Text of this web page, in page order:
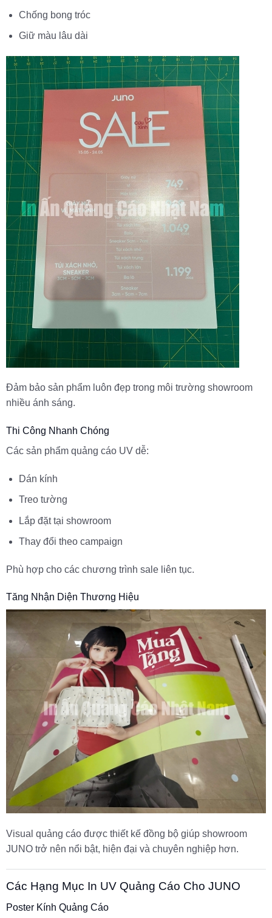
Chống bong tróc
Giữ màu lâu dài
Đảm bảo sản phẩm luôn đẹp trong môi trường showroom
nhiều ánh sáng.
Thi Công Nhanh Chóng
Các sản phẩm quảng cáo UV dễ:
Dán kính
Treo tường
Lắp đặt tại showroom
Thay đổi theo campaign
Phù hợp cho các chương trình sale liên tục.
Tăng Nhận Diện Thương Hiệu
Visual quảng cáo được thiết kế đồng bộ giúp showroom
JUNO trở nên nổi bật, hiện đại và chuyên nghiệp hơn.
Các Hạng Mục In UV Quảng Cáo Cho JUNO
Poster Kính Quảng Cáo